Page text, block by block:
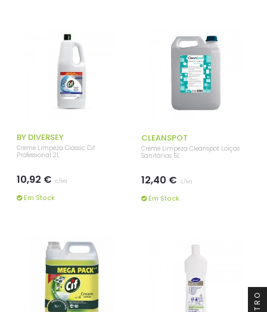
BY DIVERSEY
Creme Limpeza Classic Cif
Professional 2L
10,92 € c/iva
Em Stock
CLEANSPOT
Creme Limpeza Cleanspot Loiças
Sanitárias 5L
12,40 € c/iva
Em Stock